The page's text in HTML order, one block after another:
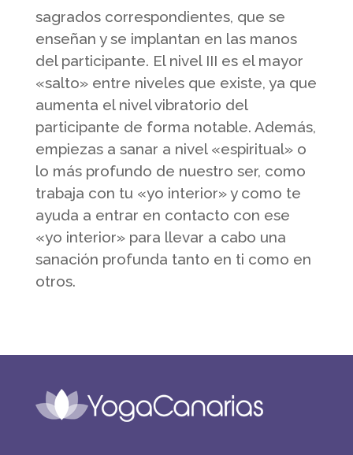
sagrados correspondientes, que se
enseñan y se implantan en las manos
del participante. El nivel III es el mayor
«salto» entre niveles que existe, ya que
aumenta el nivel vibratorio del
participante de forma notable. Además,
empiezas a sanar a nivel «espiritual» o
lo más profundo de nuestro ser, como
trabaja con tu «yo interior» y como te
ayuda a entrar en contacto con ese
«yo interior» para llevar a cabo una
sanación profunda tanto en ti como en
otros.